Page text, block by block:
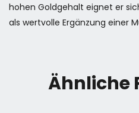
hohen Goldgehalt eignet er
als wertvolle Ergänzung einer
Ähnliche